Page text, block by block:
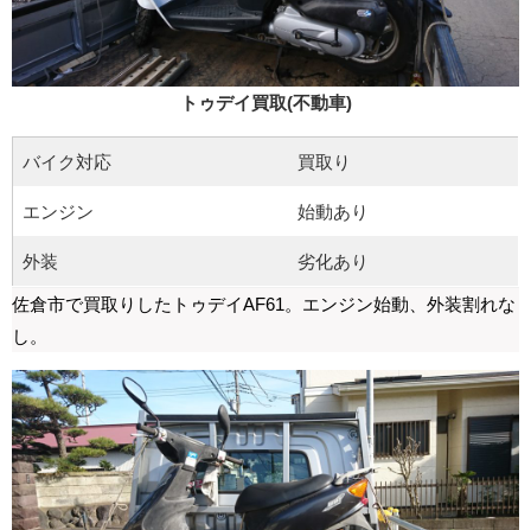
トゥデイ買取(不動車)
バイク対応 買取り
エンジン 始動あり
外装 劣化あり
佐倉市で買取りしたトゥデイAF61。エンジン始動、外装割れな
し。